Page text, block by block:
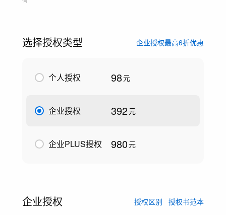
选择授权类型 企业授权最高6折优惠
个人授权 98元
企业授权 392元
企业PLUS授权 980元
企业授权 授权区别 授权书范本